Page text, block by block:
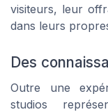
visiteurs, leur
dans leurs
Des
Outre une
studios